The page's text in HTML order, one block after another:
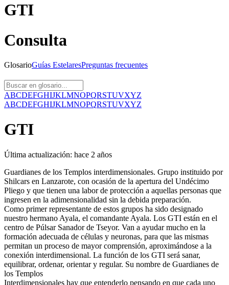
GTI
Consulta
GlosarioGuías EstelaresPreguntas frecuentes
ABCDEFGHIJKLMNOPQRSTUVXYZ
ABCDEFGHIJKLMNOPQRSTUVXYZ
GTI
Última actualización: hace 2 años
Guardianes de los Templos interdimensionales. Grupo instituido por
Shilcars en Lanzarote, con ocasión de la apertura del Undécimo
Pliego y que tienen una labor de protección a aquellas personas que
ingresen en la adimensionalidad sin la debida preparación.
Como primer representante de estos grupos ha sido designado
nuestro hermano Ayala, el comandante Ayala. Los GTI están en el
centro de Púlsar Sanador de Tseyor. Van a ayudar mucho en la
formación adecuada de células y neuronas, para que las mismas
permitan un proceso de mayor comprensión, aproximándose a la
conexión interdimensional. La función de los GTI será sanar,
equilibrar, ordenar, orientar y regular. Su nombre de Guardianes de
los Templos
Interdimensionales hay que entenderlo pensando en que cada uno